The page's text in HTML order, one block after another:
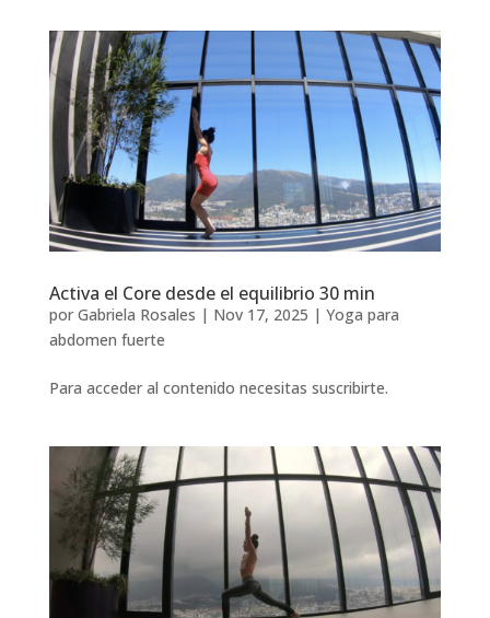
Activa el Core desde el equilibrio 30 min
por Gabriela Rosales | Nov 17, 2025 | Yoga para
abdomen fuerte
Para acceder al contenido necesitas suscribirte.